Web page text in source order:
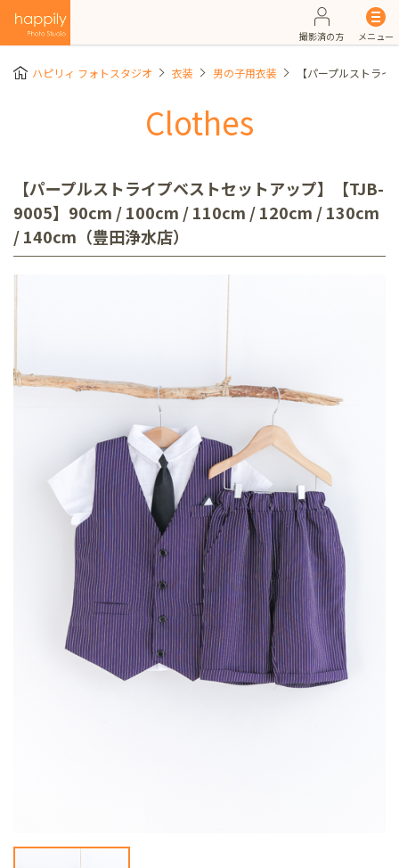
撮影済の方 メニュー
ハピリィ フォトスタジオ 衣装 男の子用衣装 【パープルストラ
Clothes
【パープルストライプベストセットアップ】【TJB-
9005】90cm / 100cm / 110cm / 120cm / 130cm
/ 140cm（豊田浄水店）